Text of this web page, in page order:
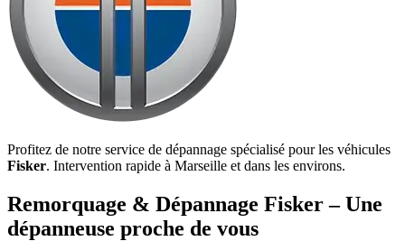
Profitez de notre service de dépannage spécialisé pour les véhicules
Fisker. Intervention rapide à Marseille et dans les environs.
Remorquage & Dépannage Fisker– Une
dépanneuse proche de vous